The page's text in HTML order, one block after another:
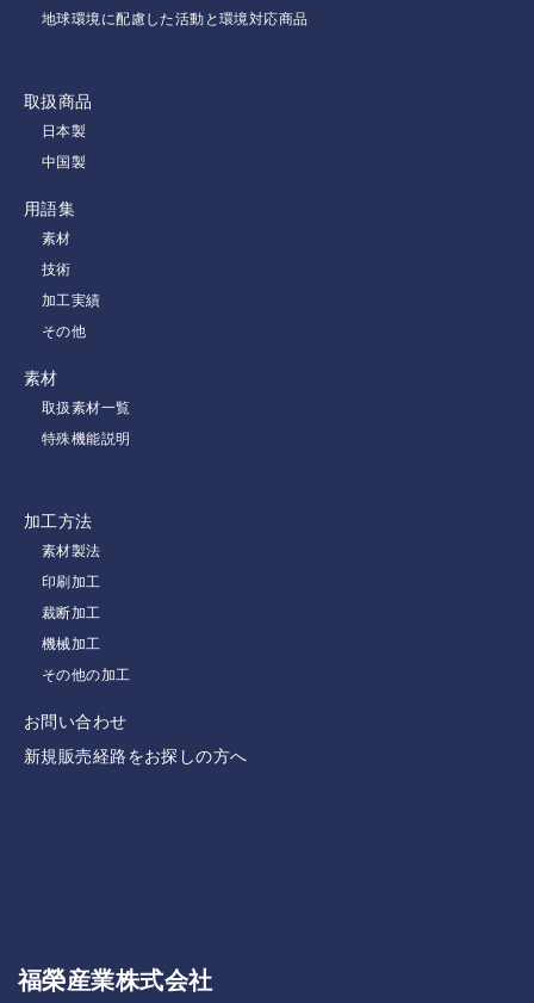
地球環境に配慮した活動と環境対応商品
取扱商品
日本製
中国製
用語集
素材
技術
加工実績
その他
素材
取扱素材一覧
特殊機能説明
加工方法
素材製法
印刷加工
裁断加工
機械加工
その他の加工
お問い合わせ
新規販売経路をお探しの方へ
福榮産業株式会社